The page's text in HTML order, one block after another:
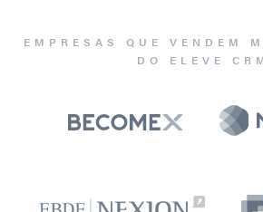
EMPRESAS QUE VENDEM
DO ELEVE